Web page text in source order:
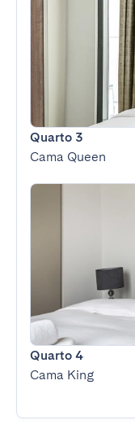
Quarto 3
Cama Queen
Quarto 4
Cama King